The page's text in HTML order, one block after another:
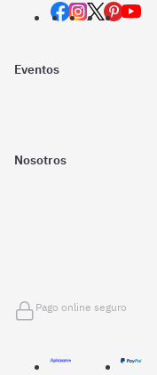
Eventos
Nosotros
Pago online seguro